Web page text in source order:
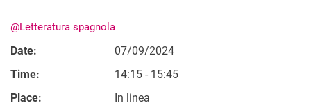
@Letteratura spagnola
Date:
07/09/2024
Time:
14:15 - 15:45
Place:
In linea